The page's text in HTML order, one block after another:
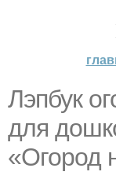
Лэпбук
для
«Огород